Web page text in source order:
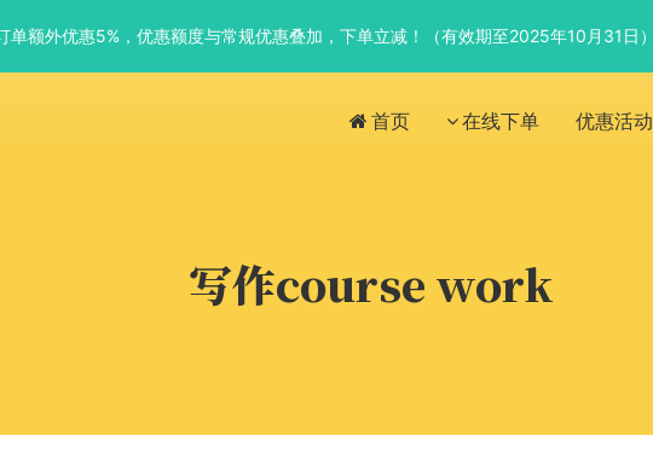
首页 在线下单 优惠活动
写作course work
额外优惠5%，优惠额度与常规优惠叠加，下单立减！（有效期至2025年10月31日）